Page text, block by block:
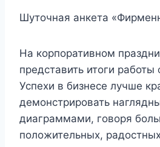
Шуточная анкета
На корпоративном
представить итоги
Успехи в бизнесе лучше
демонстрировать
диаграммами, говоря
положительных,